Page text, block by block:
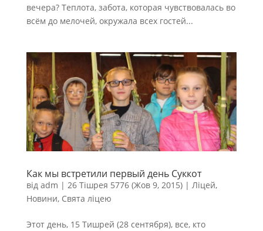
вечера? Теплота, забота, которая чувствовалась во
всём до мелочей, окружала всех гостей...
Как мы встретили первый день Суккот
від adm | 26 Тішрея 5776 (Жов 9, 2015)| Ліцей,
Новини, Свята ліцею
Этот день, 15 Тишрей (28 сентября), все, кто